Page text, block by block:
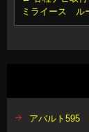
ミライース ル
アバルト595